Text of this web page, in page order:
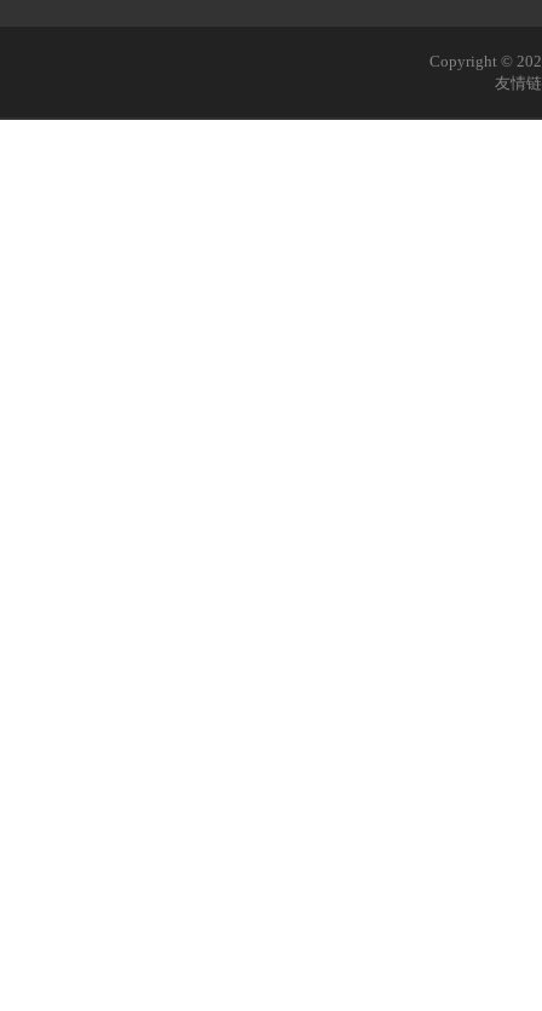
Copyright ©
友情